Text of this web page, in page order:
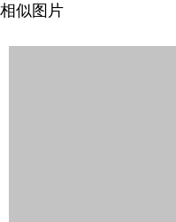
相似图片